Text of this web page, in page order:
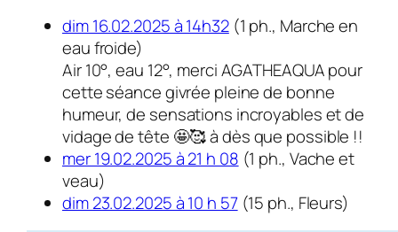
dim 16.02.2025 à 14h32(1 ph., Marche en
eau froide)
Air 10°, eau 12°, merci AGATHEAQUA pour
cette séance givrée pleine de bonne
humeur, de sensations incroyables et de
vidage de tête 🤩🥰 à dès que possible !!
mer 19.02.2025 à 21 h 08 (1 ph., Vache et
veau)
dim 23.02.2025 à 10 h 57(15 ph., Fleurs)